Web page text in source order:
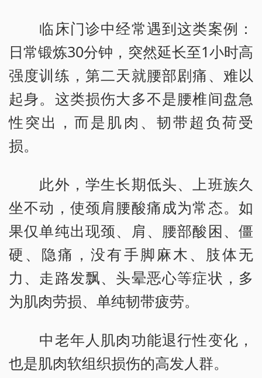
临床门诊中经常遇到这类案例：
日常锻炼30分钟，突然延长至1小时高
强度训练，第二天就腰部剧痛、难以
起身。这类损伤大多不是腰椎间盘急
性突出，而是肌肉、韧带超负荷受
损。
此外，学生长期低头、上班族久
坐不动，使颈肩腰酸痛成为常态。如
果仅单纯出现颈、肩、腰部酸困、僵
硬、隐痛，没有手脚麻木、肢体无
力、走路发飘、头晕恶心等症状，多
为肌肉劳损、单纯韧带疲劳。
中老年人肌肉功能退行性变化，
也是肌肉软组织损伤的高发人群。